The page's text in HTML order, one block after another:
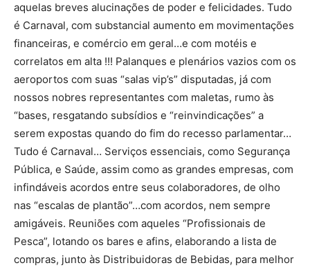
aquelas breves alucinações de poder e felicidades. Tudo
é Carnaval, com substancial aumento em movimentações
financeiras, e comércio em geral…e com motéis e
correlatos em alta !!! Palanques e plenários vazios com os
aeroportos com suas “salas vip’s” disputadas, já com
nossos nobres representantes com maletas, rumo às
“bases, resgatando subsídios e “reinvindicações” a
serem expostas quando do fim do recesso parlamentar…
Tudo é Carnaval… Serviços essenciais, como Segurança
Pública, e Saúde, assim como as grandes empresas, com
infindáveis acordos entre seus colaboradores, de olho
nas “escalas de plantão”…com acordos, nem sempre
amigáveis. Reuniões com aqueles “Profissionais de
Pesca”, lotando os bares e afins, elaborando a lista de
compras, junto às Distribuidoras de Bebidas, para melhor